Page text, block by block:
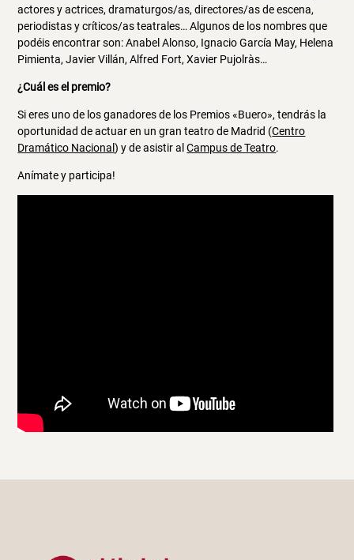
actores y actrices, dramaturgos/as, directores/as de escena,
periodistas y críticos/as teatrales… Algunos de los nombres que
podéis encontrar son: Anabel Alonso, Ignacio García May, Helena
Pimienta, Javier Villán, Alfred Fort, Xavier Pujolràs…
¿Cuál es el premio?
Si eres uno de los ganadores de los Premios «Buero», tendrás la
oportunidad de actuar en un gran teatro de Madrid (Centro
Dramático Nacional) y de asistir alCampus de Teatro.
Anímate y participa!